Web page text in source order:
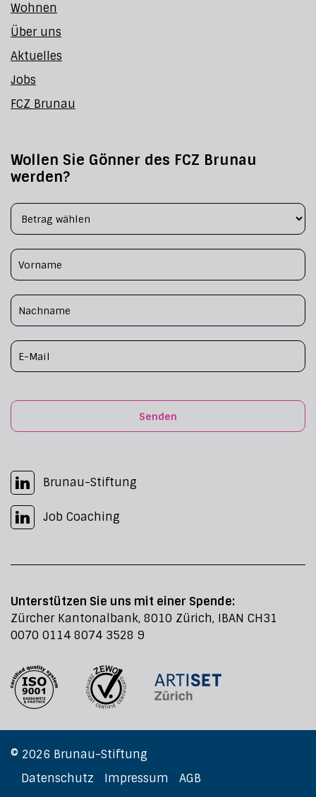
Wohnen
Über uns
Aktuelles
Jobs
FCZ Brunau
Wollen Sie Gönner des FCZ Brunau
werden?
Senden
Brunau-Stiftung
Job Coaching
Unterstützen Sie uns mit einer Spende:
Zürcher Kantonalbank, 8010 Zürich, IBAN CH31
0070 0114 8074 3528 9
© 2026 Brunau-Stiftung
Datenschutz
Impressum AGB